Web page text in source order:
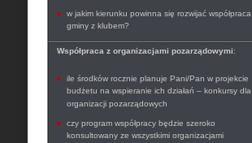
w jakim kierunku powinna się rozwijać współpraca
gminy z klubem?
Współpraca z organizacjami pozarządowymi:
ile środków rocznie planuje Pani/Pan w projekcie
budżetu na wspieranie ich działań – konkursy dla
organizacji pozarządowych
czy program współpracy będzie szeroko
konsultowany ze wszystkimi organizacjami